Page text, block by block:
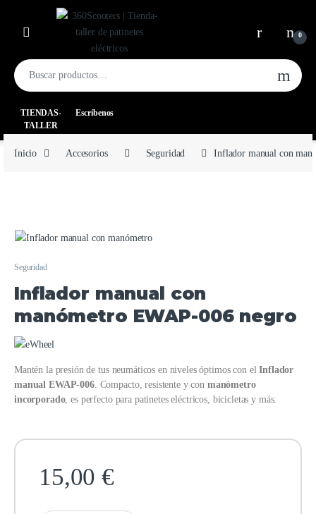
0
TIENDAS-
TALLER
Escríbenos
Inicio Accesorios Seguridad Inflador manual con
Seguridad
Inflador manual con
manómetro EWAP-006 negro
Mantén la presión de tus neumáticos en niveles óptimos con elInflador
manual EWAP-006. Compacto, resistente y con manómetro
incorporado, es perfecto para patinetes eléctricos, bicicletas y más.
15,00€